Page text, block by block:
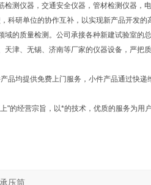
测仪器，交通安全仪器，管材检测仪器
科研单位的协作互补，以实现新产品开发
的质量检测。公司承接各种新建试验室
津、无锡、济南等厂家的仪器设备，严把质
品均提供免费上门服务，小件产品通过快递
"的经营宗旨，以*的技术，优质的服务为